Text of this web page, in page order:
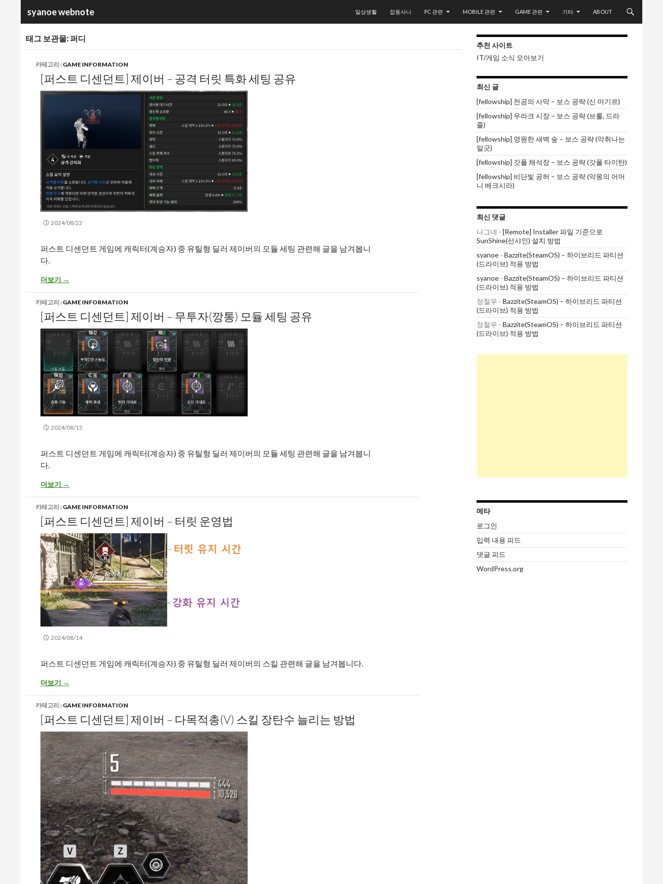
syanoe webnote
색
일상생활
잡동사니 PC 관련 MOBILE 관련 GAME 관련 기타 ABOUT
태그 보관물: 퍼디
카테고리 : GAME INFORMATION
[퍼스트 디센던트] 제이버 – 공격 터릿 특화 세팅 공유
2024/08/22
퍼스트 디센던트 게임에 캐릭터(계승자) 중 유틸형 딜러 제이버의 모듈 세팅 관련해 글을 남겨봅니
다.
[퍼스트 디센던트] 제이버 – 공격 터릿 특화 세팅 공유
더보기 →
카테고리 : GAME INFORMATION
[퍼스트 디센던트] 제이버 – 무투자(깡통) 모듈 세팅 공유
2024/08/15
퍼스트 디센던트 게임에 캐릭터(계승자) 중 유틸형 딜러 제이버의 모듈 세팅 관련해 글을 남겨봅니
다.
[퍼스트 디센던트] 제이버 – 무투자(깡통) 모듈 세팅 공유
더보기 →
카테고리 : GAME INFORMATION
[퍼스트 디센던트] 제이버 – 터릿 운영법
2024/08/14
퍼스트 디센던트 게임에 캐릭터(계승자) 중 유틸형 딜러 제이버의 스킬 관련해 글을 남겨봅니다.
[퍼스트 디센던트] 제이버 – 터릿 운영법
더보기 →
카테고리 : GAME INFORMATION
[퍼스트 디센던트] 제이버 – 다목적총(V) 스킬 장탄수 늘리는 방법
추천 사이트
IT/게임 소식 모아보기
최신 글
[fellowship] 천공의 사막 – 보스 공략 (신 마기르)
[fellowship] 우라크 시장 – 보스 공략 (브룰, 드라
줄)
[fellowship] 영원한 새벽 숲 – 보스 공략 (악취나는
말긋)
[fellowship] 갓폴 채석장 – 보스 공략 (갓폴 타이탄)
[fellowship] 비단빛 공허 – 보스 공략 (악몽의 어머
니 베크시라)
최신 댓글
나그네 - [Remote] Installer 파일 기준으로
SunShine(선샤인) 설치 방법
syanoe - Bazzite(SteamOS) – 하이브리드 파티션
(드라이브) 적용 방법
syanoe - Bazzite(SteamOS) – 하이브리드 파티션
(드라이브) 적용 방법
정철우 - Bazzite(SteamOS) – 하이브리드 파티션
(드라이브) 적용 방법
정철우 - Bazzite(SteamOS) – 하이브리드 파티션
(드라이브) 적용 방법
메타
로그인
입력 내용 피드
댓글 피드
WordPress.org